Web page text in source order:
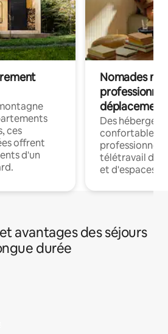
ces
offrent
d'un
Nomades
déplacement
Des
confortables
professionnels
télétravail
et d'espaces
avantages des séjours
durée